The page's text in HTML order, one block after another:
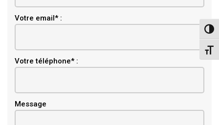
Votre email* :
Votre téléphone* :
Message